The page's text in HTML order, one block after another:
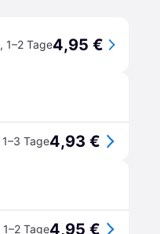
, 1–2 Tage4,95 €
1–3 Tage4,93 €
1–2 Tage4,95 €